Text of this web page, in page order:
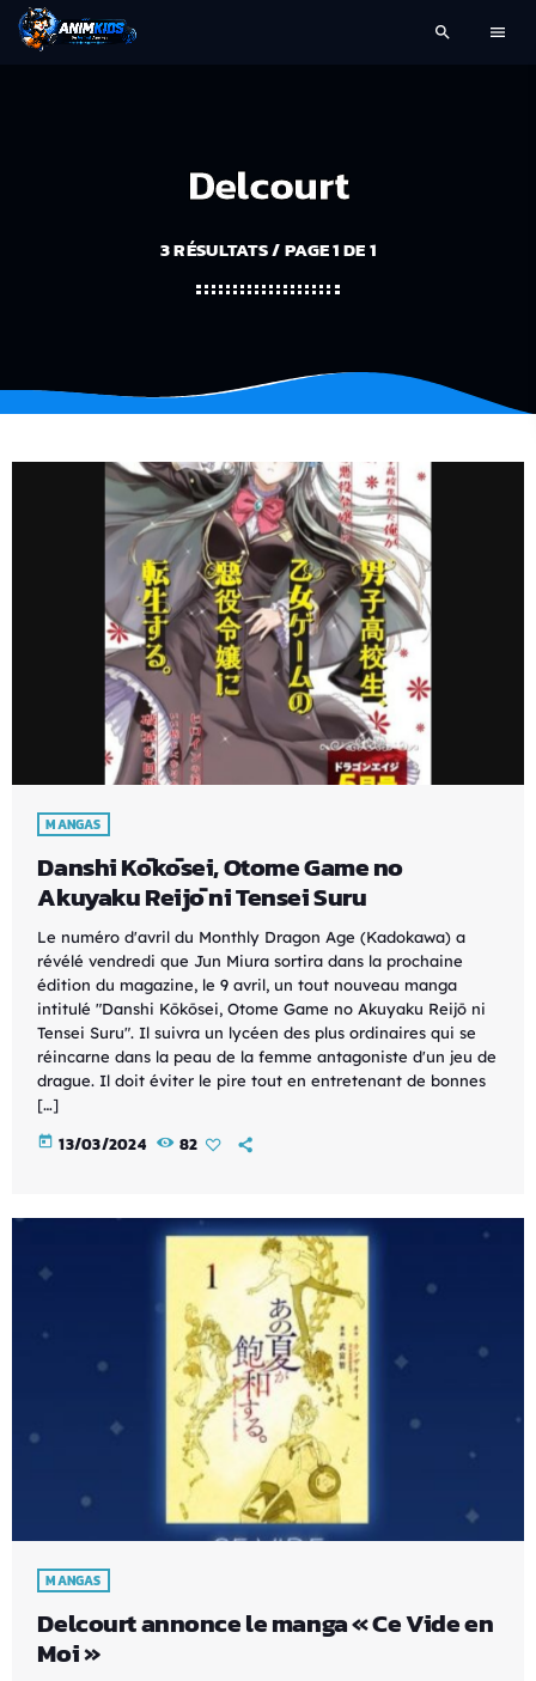
search menu
Delcourt
3 RÉSULTATS / PAGE 1 DE 1
MANGAS
Danshi Kōkōsei, Otome Game no
Akuyaku Reijō ni Tensei Suru
Le numéro d'avril du Monthly Dragon Age (Kadokawa) a
révélé vendredi que Jun Miura sortira dans la prochaine
édition du magazine, le 9 avril, un tout nouveau manga
intitulé "Danshi Kōkōsei, Otome Game no Akuyaku Reijō ni
Tensei Suru". Il suivra un lycéen des plus ordinaires qui se
réincarne dans la peau de la femme antagoniste d'un jeu de
drague. Il doit éviter le pire tout en entretenant de bonnes
[…]
today 13/03/2024 82
MANGAS
Delcourt annonce le manga « Ce Vide en
Moi »